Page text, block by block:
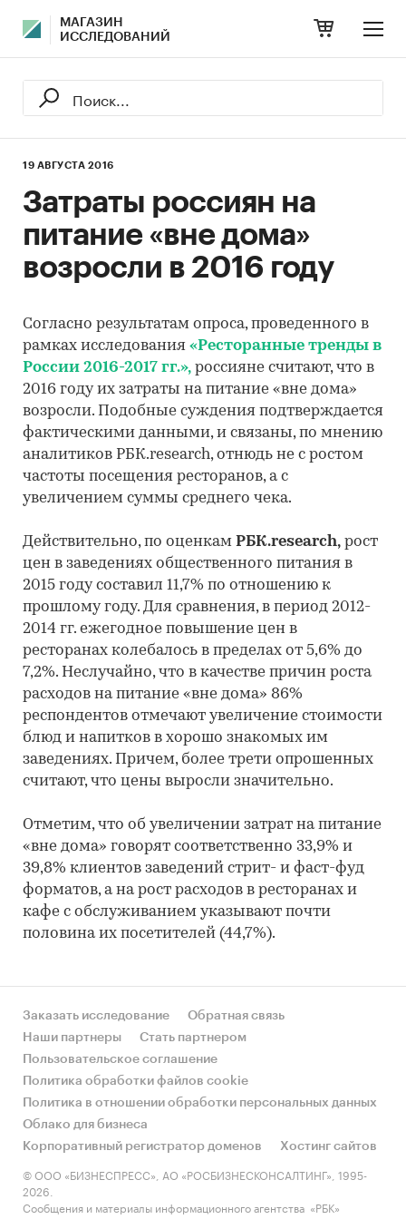
МАГАЗИН
ИССЛЕДОВАНИЙ
19 АВГУСТА 2016
Затраты россиян на
питание «вне дома»
возросли в 2016 году
Согласно результатам опроса, проведенного в
рамках исследования «Ресторанные тренды в
России 2016-2017 гг.», россияне считают, что в
2016 году их затраты на питание «вне дома»
возросли. Подобные суждения подтверждается
фактическими данными, и связаны, по мнению
аналитиков РБК.research, отнюдь не с ростом
частоты посещения ресторанов, а с
увеличением суммы среднего чека.
Действительно, по оценкам РБК.research, рост
цен в заведениях общественного питания в
2015 году составил 11,7% по отношению к
прошлому году. Для сравнения, в период 2012-
2014 гг. ежегодное повышение цен в
ресторанах колебалось в пределах от 5,6% до
7,2%. Неслучайно, что в качестве причин роста
расходов на питание «вне дома» 86%
респондентов отмечают увеличение стоимости
блюд и напитков в хорошо знакомых им
заведениях. Причем, более трети опрошенных
считают, что цены выросли значительно.
Отметим, что об увеличении затрат на питание
«вне дома» говорят соответственно 33,9% и
39,8% клиентов заведений стрит- и фаст-фуд
форматов, а на рост расходов в ресторанах и
кафе с обслуживанием указывают почти
половина их посетителей (44,7%).
Заказать исследование
Обратная связь
Наши партнеры
Стать партнером
Пользовательское соглашение
Политика обработки файлов cookie
Политика в отношении обработки персональных данных
Облако для бизнеса
Корпоративный регистратор доменов
Хостинг сайтов
© ООО «БИЗНЕСПРЕСС», АО «РОСБИЗНЕСКОНСАЛТИНГ», 1995-
2026.
Сообщения и материалы информационного агентства «РБК»